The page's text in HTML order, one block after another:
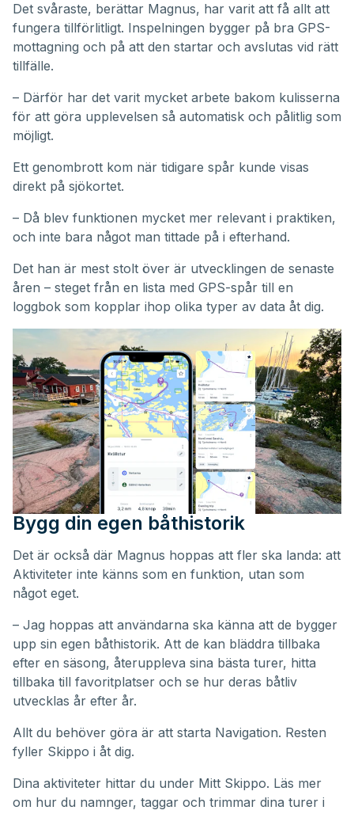
Det svåraste, berättar Magnus, har varit att få allt att
fungera tillförlitligt. Inspelningen bygger på bra GPS-
mottagning och på att den startar och avslutas vid rätt
tillfälle.
– Därför har det varit mycket arbete bakom kulisserna
för att göra upplevelsen så automatisk och pålitlig som
möjligt.
Ett genombrott kom när tidigare spår kunde visas
direkt på sjökortet.
– Då blev funktionen mycket mer relevant i praktiken,
och inte bara något man tittade på i efterhand.
Det han är mest stolt över är utvecklingen de senaste
åren – steget från en lista med GPS-spår till en
loggbok som kopplar ihop olika typer av data åt dig.
Bygg din egen båthistorik
Det är också där Magnus hoppas att fler ska landa: att
Aktiviteter inte känns som en funktion, utan som
något eget.
– Jag hoppas att användarna ska känna att de bygger
upp sin egen båthistorik. Att de kan bläddra tillbaka
efter en säsong, återuppleva sina bästa turer, hitta
tillbaka till favoritplatser och se hur deras båtliv
utvecklas år efter år.
Allt du behöver göra är att starta Navigation. Resten
fyller Skippo i åt dig.
Dina aktiviteter hittar du under Mitt Skippo. Läs mer
om hur du namnger, taggar och trimmar dina turer i